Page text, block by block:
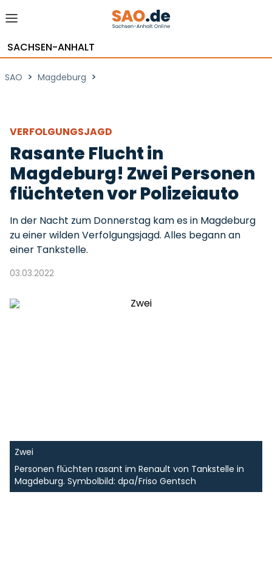
SACHSEN-ANHALT
SAO > Magdeburg >
VERFOLGUNGSJAGD
Rasante Flucht in
Magdeburg! Zwei Personen
flüchteten vor Polizeiauto
In der Nacht zum Donnerstag kam es in Magdeburg
zu einer wilden Verfolgungsjagd. Alles begann an
einer Tankstelle.
03.03.2022
Zwei
Personen flüchten rasant im Renault von Tankstelle in
Magdeburg. Symbolbild: dpa/Friso Gentsch